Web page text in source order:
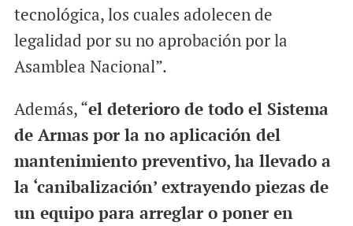
tecnológica, los cuales adolecen de
legalidad por su no aprobación por la
Asamblea Nacional”.
Además, “el deterioro de todo el Sistema
de Armas por la no aplicación del
mantenimiento preventivo, ha llevado a
la ‘canibalización’ extrayendo piezas de
un equipo para arreglar o poner en